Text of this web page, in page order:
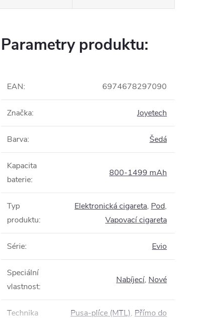
Parametry produktu:
EAN: 6974678297090
Značka: Joyetech
Barva: Šedá
Kapacita
baterie:
800-1499 mAh
Typ
produktu:
Elektronická cigareta, Pod,
Vapovací cigareta
Série: Evio
Speciální
vlastnost:
Nabíjecí, Nové
Technika
Pusa-plíce (MTL), Přímo do